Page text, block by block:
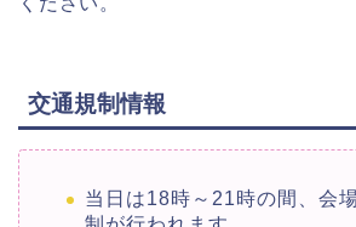
交通規制情報
当日は18時～21時の間、会